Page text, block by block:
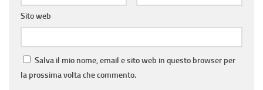
Sito web
Salva il mio nome, email e sito web in questo browser per
la prossima volta che commento.